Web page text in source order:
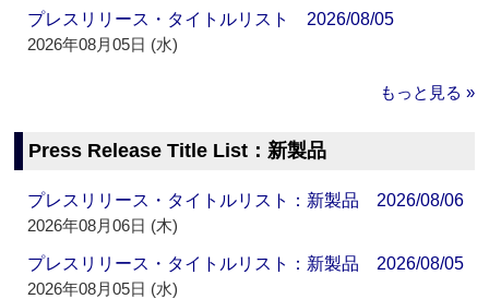
プレスリリース・タイトルリスト 2026/08/05
2026年08月05日 (水)
もっと見る »
Press Release Title List：新製品
プレスリリース・タイトルリスト：新製品 2026/08/06
2026年08月06日 (木)
プレスリリース・タイトルリスト：新製品 2026/08/05
2026年08月05日 (水)